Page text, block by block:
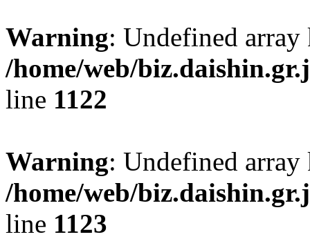
Warning: Undefined
/home/web/
line 1122
Warning: Undefined
/home/web/
line 1123